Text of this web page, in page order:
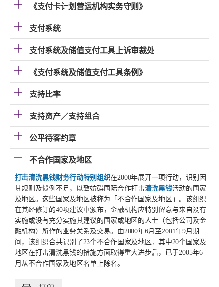
《支付卡计划营运机构实务守则》
支付系统
支付系统及储值支付工具上诉审裁处
《支付系统及储值支付工具条例》
支持比率
支持资产／支持组合
公平待客约章
不合作国家及地区
打击清洗黑钱财务行动特别组织在2000年展开一项行动，识别因
其规则及惯例不足，以致妨碍国际合作打击清洗黑钱活动的国家
及地区。这些国家及地区被称为「不合作国家及地区」。该组织
在其经修订的40项建议中颁布，金融机构应特别留意与来自没有
实施或没有充分实施其建议的国家或地区的人士（包括公司及金
融机构）所作的业务关系及交易。由2000年6月至2001年9月期
间，该组织合共识别了23个不合作国家及地区，其中20个国家及
地区在打击清洗黑钱的措施方面取得重大进步后，已于2005年6
月从不合作国家及地区名单上除名。